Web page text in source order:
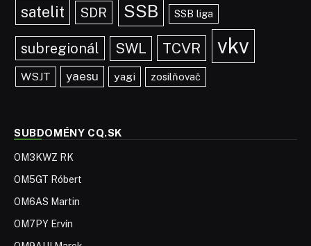
satelit SDR SSB SSB liga
subregionál SWL TCVR vkv
WSJT yaesu yagi zosilňovač
SUBDOMÉNY CQ.SK
OM3KWZ RK
OM5GT Róbert
OM6AS Martin
OM7PY Ervín